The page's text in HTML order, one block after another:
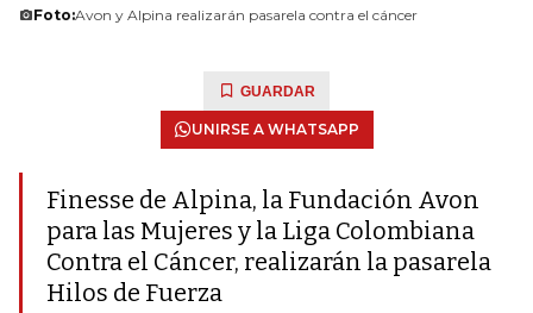
Foto:Avon y Alpina realizarán pasarela contra el cáncer
GUARDAR
UNIRSE A WHATSAPP
Finesse de Alpina, la Fundación Avon
para las Mujeres y la Liga Colombiana
Contra el Cáncer, realizarán la pasarela
Hilos de Fuerza